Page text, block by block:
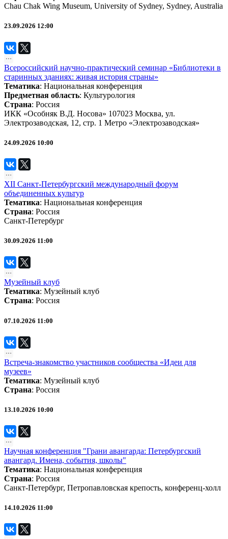
Chau Chak Wing Museum, University of Sydney, Sydney, Australia
23.09.2026 12:00
Всероссийский научно-практический семинар «Библиотеки в
старинных зданиях: живая история страны»
Тематика: Национальная конференция
Предметная область: Культурология
Страна: Россия
ИКК «Особняк В.Д. Носова» 107023 Москва, ул.
Электрозаводская, 12, стр. 1 Метро «Электрозаводская»
24.09.2026 10:00
XII Санкт-Петербургский международный форум
объединенных культур
Тематика: Национальная конференция
Страна: Россия
Санкт-Петербург
30.09.2026 11:00
Музейный клуб
Тематика: Музейный клуб
Страна: Россия
07.10.2026 11:00
Встреча-знакомство участников сообщества «Идеи для
музеев»
Тематика: Музейный клуб
Страна: Россия
13.10.2026 10:00
Научная конференция "Грани авангарда: Петербургский
авангард. Имена, события, школы"
Тематика: Национальная конференция
Страна: Россия
Санкт-Петербург, Петропавловская крепость, конференц-холл
14.10.2026 11:00